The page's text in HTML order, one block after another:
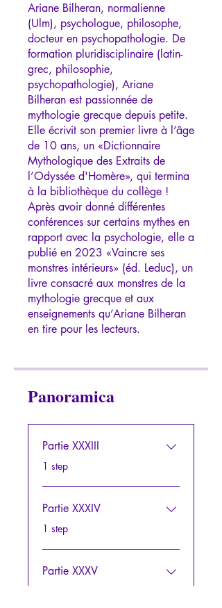
Ariane Bilheran, normalienne
(Ulm), psychologue, philosophe,
docteur en psychopathologie. De
formation pluridisciplinaire (latin-
grec, philosophie,
psychopathologie), Ariane
Bilheran est passionnée de
mythologie grecque depuis petite.
Elle écrivit son premier livre à l’âge
de 10 ans, un «Dictionnaire
Mythologique des Extraits de
l’Odyssée d'Homère», qui termina
à la bibliothèque du collège !
Après avoir donné différentes
conférences sur certains mythes en
rapport avec la psychologie, elle a
publié en 2023 «Vaincre ses
monstres intérieurs» (éd. Leduc), un
livre consacré aux monstres de la
mythologie grecque et aux
enseignements qu’Ariane Bilheran
Panoramica
Partie XXXIII
.1 step
Partie XXXIV
.1 step
Partie XXXV